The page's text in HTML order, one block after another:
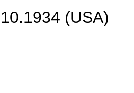
(USA)